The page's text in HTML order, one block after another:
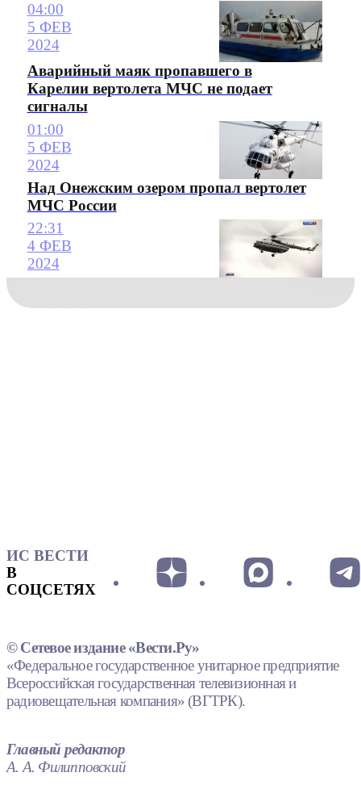
04:00
5 ФЕВ
2024
Аварийный маяк пропавшего в
Карелии вертолета МЧС не подает
сигналы
01:00
5 ФЕВ
2024
Над Онежским озером пропал вертолет
МЧС России
22:31
4 ФЕВ
2024
ИС ВЕСТИ
В
СОЦСЕТЯХ
© Сетевое издание «Вести.Ру»
«Федеральное государственное унитарное предприятие
Всероссийская государственная телевизионная и
радиовещательная компания» (ВГТРК).
Главный редактор
А. А. Филипповский